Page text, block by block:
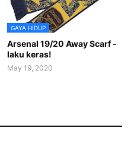
GAYA HIDUP
Arsenal 19/20 Away Scarf -
laku keras!
May 19, 2020